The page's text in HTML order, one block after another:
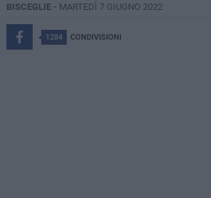
BISCEGLIE - MARTEDÌ 7 GIUGNO 2022
1284 CONDIVISIONI